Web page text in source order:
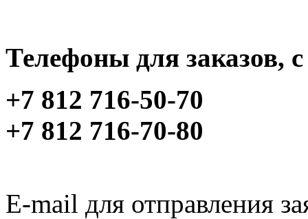
Телефоны для заказов,
+7 812 716-50-70
+7 812 716-70-80
E-mail для отправления